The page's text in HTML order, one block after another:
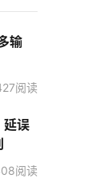
输
阅读
延误
阅读